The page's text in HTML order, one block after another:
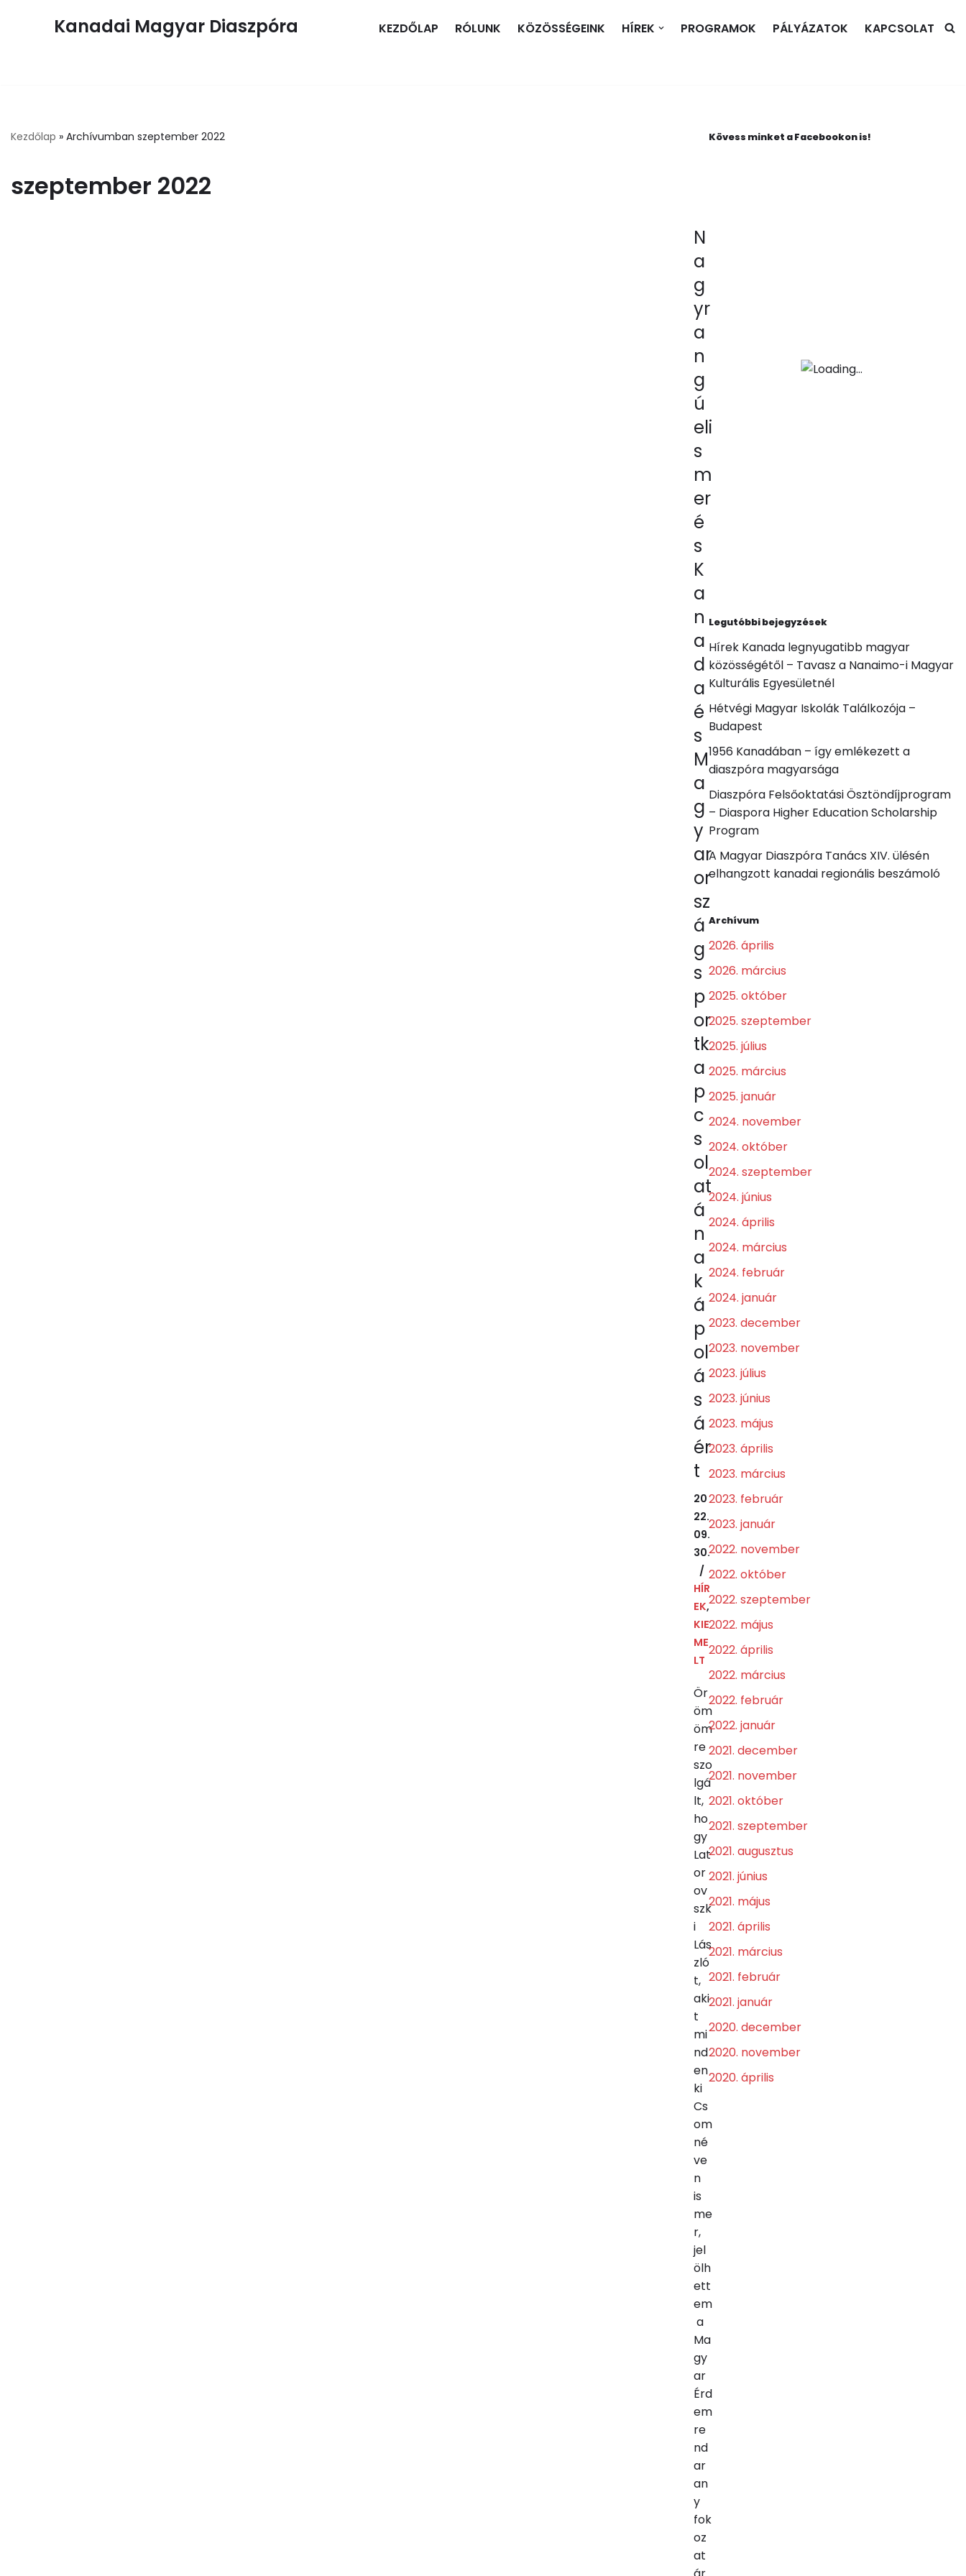
Kanadai Magyar Diaszpóra KEZDŐLAP RÓLUNK KÖZÖSSÉGEINK HÍREK PROGRAMOK PÁLYÁZATOK KAPCSOLAT
Kezdőlap » Archívumban szeptember 2022
szeptember 2022
N
a
g
yr
a
n
g
ú
eli
s
m
er
é
s
K
a
n
a
d
a
é
s
M
a
g
y
ar
or
sz
á
g
s
p
or
tk
a
p
c
s
ol
at
á
n
a
k
á
p
ol
á
s
á
ér
t
20
22.
09.
30.
HÍR
EK,
KIE
ME
LT
Ör
öm
öm
re
szo
lgá
lt,
ho
gy
Lat
or
ov
szk
i
Lás
zló
t,
aki
t
mi
nd
en
ki
Cs
om
né
ve
n
is
me
r,
jel
ölh
ett
em
a
Ma
gy
ar
Érd
em
re
nd
ar
an
y
fok
oz
at
Kövess minket a Facebookon is!
Legutóbbi bejegyzések
Hírek Kanada legnyugatibb magyar
közösségétől – Tavasz a Nanaimo-i Magyar
Kulturális Egyesületnél
Hétvégi Magyar Iskolák Találkozója –
Budapest
1956 Kanadában – így emlékezett a
diaszpóra magyarsága
Diaszpóra Felsőoktatási Ösztöndíjprogram
– Diaspora Higher Education Scholarship
Program
A Magyar Diaszpóra Tanács XIV. ülésén
elhangzott kanadai regionális beszámoló
Archívum
2026. április
2026. március
2025. október
2025. szeptember
2025. július
2025. március
2025. január
2024. november
2024. október
2024. szeptember
2024. június
2024. április
2024. március
2024. február
2024. január
2023. december
2023. november
2023. július
2023. június
2023. május
2023. április
2023. március
2023. február
2023. január
2022. november
2022. október
2022. szeptember
2022. május
2022. április
2022. március
2022. február
2022. január
2021. december
2021. november
2021. október
2021. szeptember
2021. augusztus
2021. június
2021. május
2021. április
2021. március
2021. február
2021. január
2020. december
2020. november
2020. április